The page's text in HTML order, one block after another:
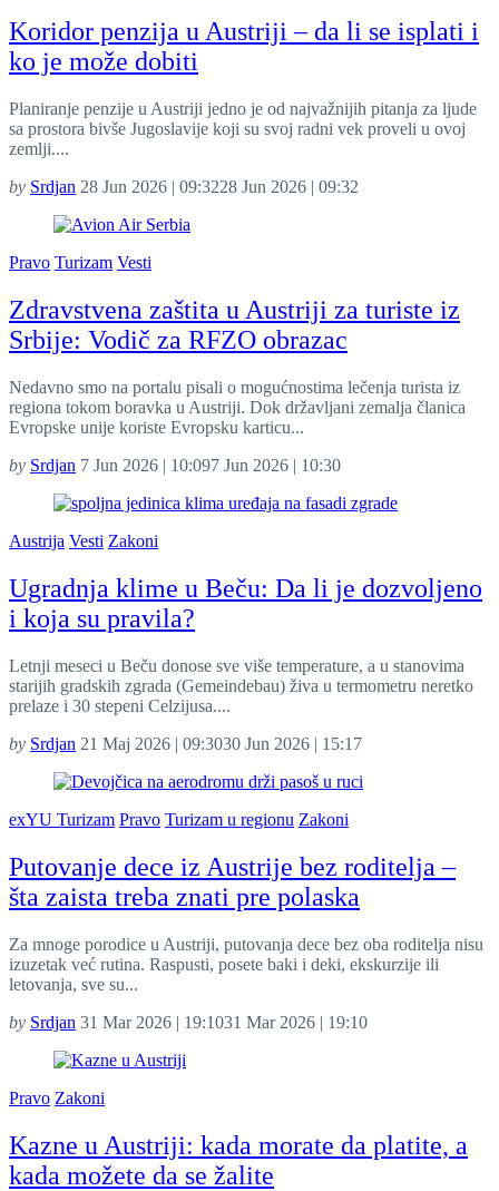
Koridor penzija u Austriji – da li se isplati i
ko je može dobiti
Planiranje penzije u Austriji jedno je od najvažnijih pitanja za ljude
sa prostora bivše Jugoslavije koji su svoj radni vek proveli u ovoj
zemlji....
by Srdjan 28 Jun 2026 | 09:3228 Jun 2026 | 09:32
Pravo Turizam Vesti
Zdravstvena zaštita u Austriji za turiste iz
Srbije: Vodič za RFZO obrazac
Nedavno smo na portalu pisali o mogućnostima lečenja turista iz
regiona tokom boravka u Austriji. Dok državljani zemalja članica
Evropske unije koriste Evropsku karticu...
by Srdjan 7 Jun 2026 | 10:097 Jun 2026 | 10:30
Austrija Vesti Zakoni
Ugradnja klime u Beču: Da li je dozvoljeno
i koja su pravila?
Letnji meseci u Beču donose sve više temperature, a u stanovima
starijih gradskih zgrada (Gemeindebau) živa u termometru neretko
prelaze i 30 stepeni Celzijusa....
by Srdjan 21 Maj 2026 | 09:3030 Jun 2026 | 15:17
exYU Turizam Pravo Turizam u regionu Zakoni
Putovanje dece iz Austrije bez roditelja –
šta zaista treba znati pre polaska
Za mnoge porodice u Austriji, putovanja dece bez oba roditelja nisu
izuzetak već rutina. Raspusti, posete baki i deki, ekskurzije ili
letovanja, sve su...
by Srdjan 31 Mar 2026 | 19:1031 Mar 2026 | 19:10
Pravo Zakoni
Kazne u Austriji: kada morate da platite, a
kada možete da se žalite